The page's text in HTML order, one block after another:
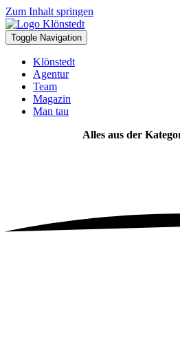
Zum Inhalt springen
Toggle Navigation
Klönstedt
Agentur
Team
Magazin
Man tau
Alles aus der